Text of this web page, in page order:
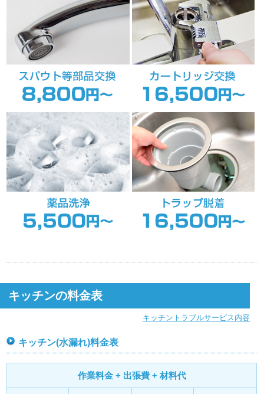
キッチンの料金表
キッチントラブルサービス内容
キッチン(水漏れ)料金表
作業料金 + 出張費 + 材料代